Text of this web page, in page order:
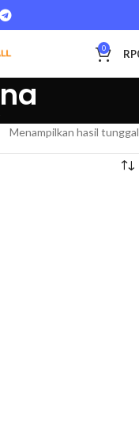
0 RP
Menampilkan hasil tunggal